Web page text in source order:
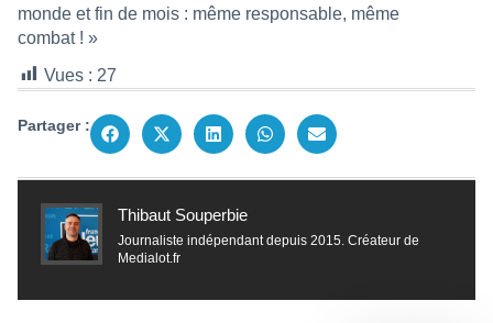
monde et fin de mois : même responsable, même
combat ! »
Vues : 27
Partager :
Thibaut Souperbie
Journaliste indépendant depuis 2015. Créateur de
Medialot.fr